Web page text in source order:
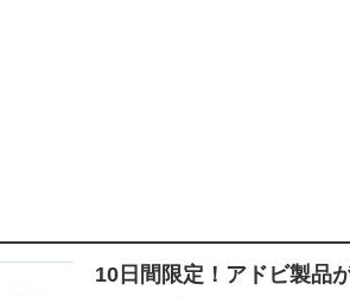
10日間限定！アドビ製品